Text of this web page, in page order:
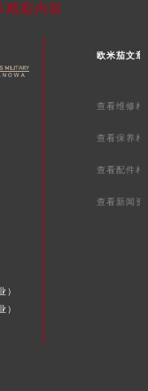
精彩内容
）
）
欧米茄文章
查看维修相
查看保养相
查看配件相
查看新闻资